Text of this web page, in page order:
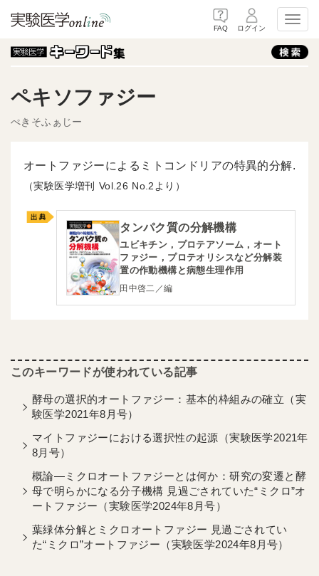
FAQ ログイン
ペキソファジー
ぺきそふぁじー
オートファジーによるミトコンドリアの特異的分解.
（実験医学増刊 26 2より）
タンパク質の分解機構
ユビキチン，プロテアソーム，オート
ファジー，プロテオリシスなど分解装
置の作動機構と病態生理作用
田中啓二／編
酵母の選択的オートファジー：基本的枠組みの確立（実
験医学2021年8月号）
マイトファジーにおける選択性の起源（実験医学2021年
8月号）
概論―ミクロオートファジーとは何か：研究の変遷と酵
母で明らかになる分子機構 見過ごされていた“ミクロ”オ
ートファジー（実験医学2024年8月号）
葉緑体分解とミクロオートファジー 見過ごされてい
た“ミクロ”オートファジー（実験医学2024年8月号）